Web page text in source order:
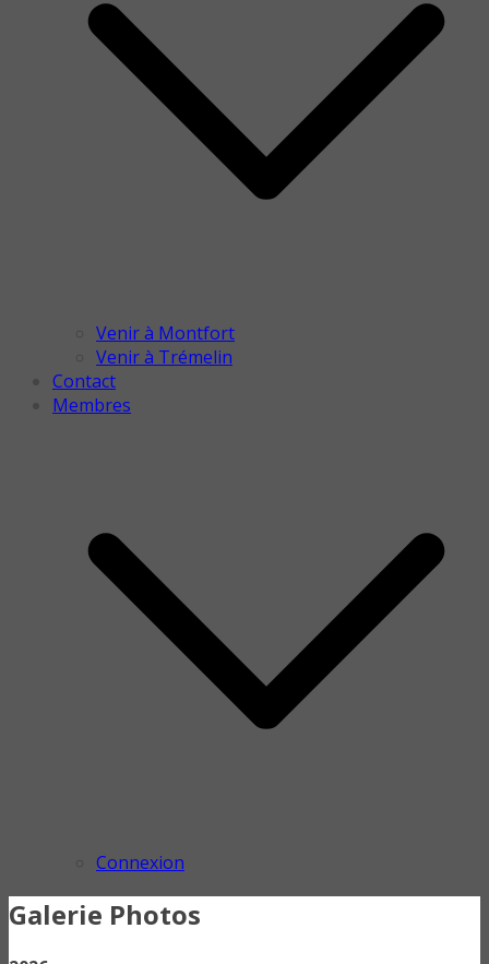
Venir à Montfort
Venir à Trémelin
Contact
Membres
Connexion
Galerie Photos